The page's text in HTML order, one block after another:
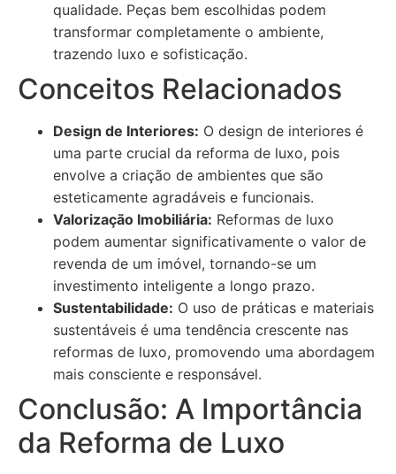
qualidade. Peças bem escolhidas podem
transformar completamente o ambiente,
trazendo luxo e sofisticação.
Conceitos Relacionados
Design de Interiores: O design de interiores é
uma parte crucial da reforma de luxo, pois
envolve a criação de ambientes que são
esteticamente agradáveis e funcionais.
Valorização Imobiliária: Reformas de luxo
podem aumentar significativamente o valor de
revenda de um imóvel, tornando-se um
investimento inteligente a longo prazo.
Sustentabilidade: O uso de práticas e materiais
sustentáveis é uma tendência crescente nas
reformas de luxo, promovendo uma abordagem
mais consciente e responsável.
Conclusão: A Importância
da Reforma de Luxo